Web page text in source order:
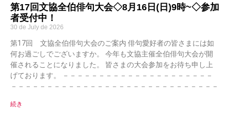
第17回文協全伯俳句大会◇8月16日(日)9時~◇参加
者受付中！
30 de July de 2026
第17回 文協全伯俳句大会のご案内 俳句愛好者の皆さまには如
何お過ごしでございますか。 今年も文協主催全伯俳句大会が開
催されることになりました。 皆さまの大会参加をお待ち申し上
げております。 －－－－－－－－－－－－－－－－－－－－－
－－－－－－－－－－－－－－－－－－－－－－－－－－－－－
続き